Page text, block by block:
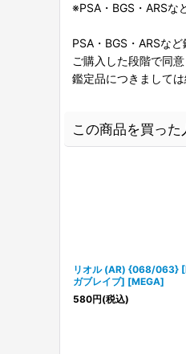
※PSA・BGS・ARSな
PSA・BGS・ARSな
ご購入した段階で同
鑑定品につきまして
この商品を買っ
リオル (AR) {068/063}
ガブレイブ] [MEGA]
580円(税込)